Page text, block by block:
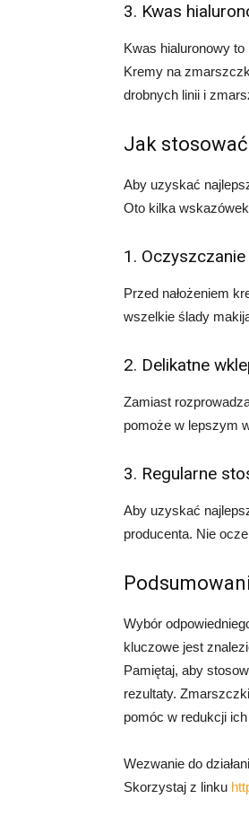
3. Kwas
Kwas hialuronowy
Kremy na
drobnych linii i
Jak
Aby uzyskać
Oto kilka
1.
Przed nałożeniem
wszelkie ślady
2. Delikatne
Zamiast
pomoże w lepszym
3. Regularne
Aby uzyskać
producenta. Nie
Wybór
kluczowe jest
Pamiętaj, aby
rezultaty.
pomóc w redukcji
Wezwanie do
Skorzystaj z linku